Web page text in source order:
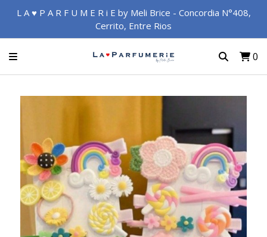
L A ♥ P A R F U M E R i E by Meli Brice - Concordia N°408,
Cerrito, Entre Rios
0